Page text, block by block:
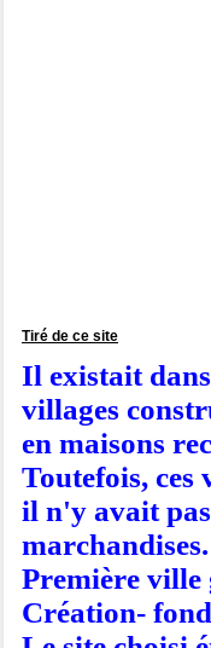
Tiré de ce site
Il existait
villages
en maisons
Toutefois, ces
il n'y avait
marchandises.
Première ville
Création-